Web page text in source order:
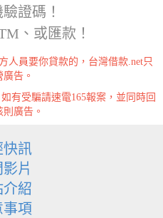
證碼！
、或匯款！
人員要你貸款的，台灣借款.net只
告。
有受騙請速電165報案，並同時回
廣告。
快訊
片
介紹
事項